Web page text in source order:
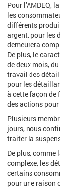
Pour l’AMDEQ,
les
différents
argent, pour les
demeurera
De plus, le
de deux mois,
travail des
pour les
à cette façon de
des actions
Plusieurs
jours, nous
traiter la
De plus, comme
complexe, les
certains
pour une raison